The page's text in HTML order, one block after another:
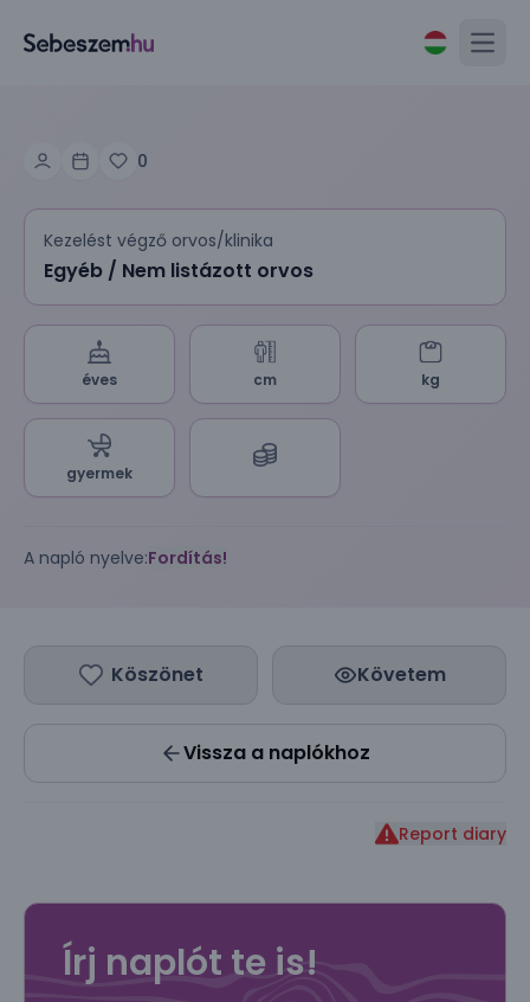
0
Kezelést végző orvos/klinika
Egyéb / Nem listázott orvos
éves cm kg
gyermek
A napló nyelve:Fordítás!
Köszönet Követem
Vissza a naplókhoz
Report diary
Írj naplót te is!